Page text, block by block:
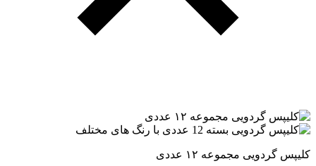
کلیپس گردویی مجموعه ۱۲ عددی